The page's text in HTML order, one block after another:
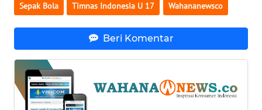
Sepak Bola Timnas Indonesia U 17 Wahananewsco
Beri Komentar
SULTENG
WN
BABEL